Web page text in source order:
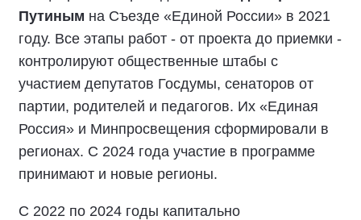
Путиным на Съезде «Единой России» в 2021
году. Все этапы работ - от проекта до приемки -
контролируют общественные штабы с
участием депутатов Госдумы, сенаторов от
партии, родителей и педагогов. Их «Единая
Россия» и Минпросвещения сформировали в
регионах. С 2024 года участие в программе
принимают и новые регионы.
С 2022 по 2024 годы капитально